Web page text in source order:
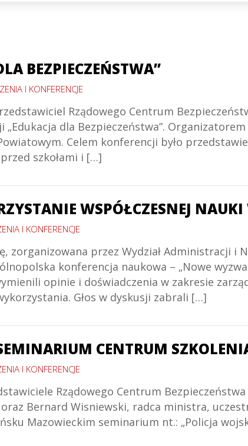
BEZPIECZEŃSTWA”
I KONFERENCJE
Rządowego Centrum
„Edukacja dla Bezpieczeństwa”.
Celem konferencji było
szkołami i […]
WSPÓŁCZESNEJ
I KONFERENCJE
zorganizowana przez Wydział Administracji i
konferencja naukowa – „Nowe
opinie i doświadczenia w zakresie
Głos w dyskusji zabrali […]
CENTRUM
I KONFERENCJE
Rządowego Centrum
Bernard Wisniewski, radca ministra,
Mazowieckim seminarium nt.: „Policja